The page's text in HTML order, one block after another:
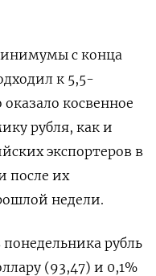
с конца
к 5,5-
косвенное
рубля, как и
экспортеров в
после их
недели.
рубль
(93,47) и 0,1%